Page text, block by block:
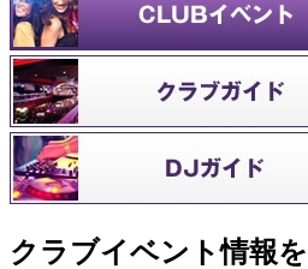
クラブイベント情報